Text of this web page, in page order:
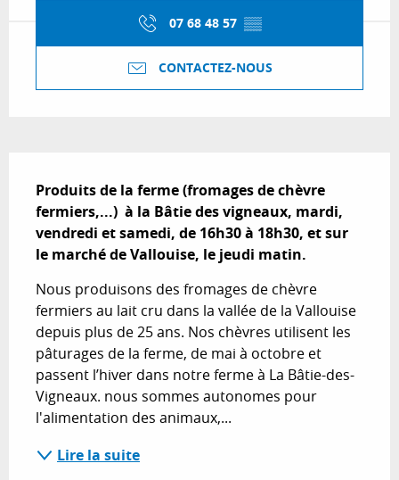
07 68 48 57 ▒▒
CONTACTEZ-NOUS
Produits de la ferme (fromages de chèvre
fermiers,...)  à la Bâtie des vigneaux, mardi,
vendredi et samedi, de 16h30 à 18h30, et sur
le marché de Vallouise, le jeudi matin.
Nous produisons des fromages de chèvre
fermiers au lait cru dans la vallée de la Vallouise
depuis plus de 25 ans. Nos chèvres utilisent les
pâturages de la ferme, de mai à octobre et
passent l’hiver dans notre ferme à La Bâtie-des-
Vigneaux. nous sommes autonomes pour
l'alimentation des animaux,...
Lire la suite